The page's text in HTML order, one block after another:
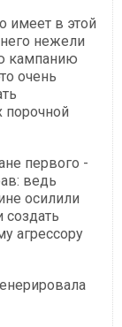
имеет в этой
нежели
кампанию
очень
порочной
первого -
ведь
осилили
агрессору